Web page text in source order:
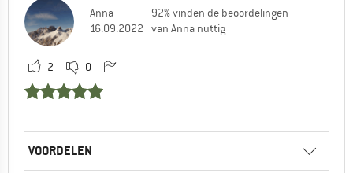
Anna
16.09.2022
92% vinden de beoordelingen
van Anna nuttig
2 0
VOORDELEN